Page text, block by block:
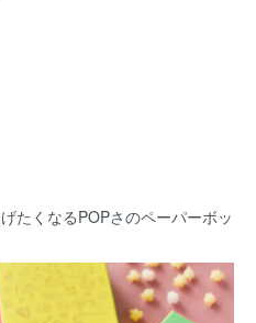
たくなるPOPさのペーパーボッ